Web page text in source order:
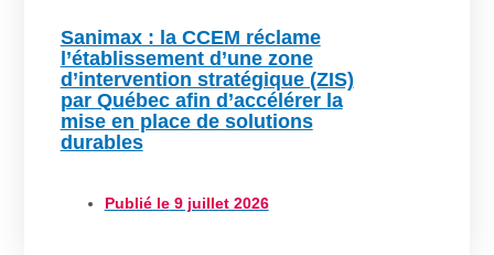
Sanimax : la CCEM réclame
l’établissement d’une zone
d’intervention stratégique (ZIS)
par Québec afin d’accélérer la
mise en place de solutions
durables
Publié le9 juillet 2026